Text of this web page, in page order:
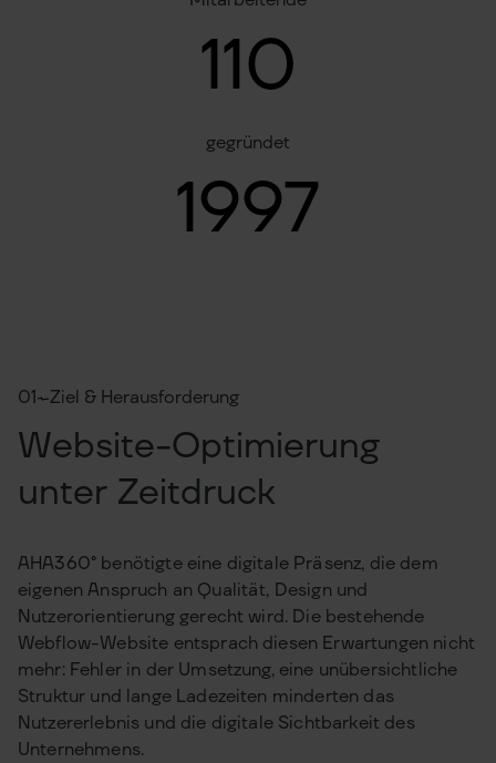
110
gegründet
1997
01 Ziel & Herausforderung
Website-Optimierung
unter Zeitdruck
AHA360° benötigte eine digitale Präsenz, die dem
eigenen Anspruch an Qualität, Design und
Nutzerorientierung gerecht wird. Die bestehende
Webflow-Website entsprach diesen Erwartungen nicht
mehr: Fehler in der Umsetzung, eine unübersichtliche
Struktur und lange Ladezeiten minderten das
Nutzererlebnis und die digitale Sichtbarkeit des
Unternehmens.